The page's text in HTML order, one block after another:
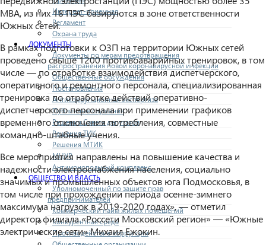
Интернет-приемная
Регламент
Охрана труда
ДОКУМЕНТЫ
Документы по мерам предотвращения
распространения новой коронавирусной инфекции
Общественные обсуждения
Постановления
Антикоррупционная экспертиза
Публичные слушания
Решения Совета депутатов
Решения ТИК
Решения МТИК
МЦУР
Антимонопольный комплаенс
ОБЩЕСТВО И ВЛАСТЬ
Уполномоченный по защите прав
предпринимателей
Коммерческий найм жилых помещений
Конкурентная среда
Противодействие коррупции
МВА, из них 18 ПЭС базируются в зоне ответственности
Южных сетей.
В рамках подготовки к ОЗП на территории Южных сетей
проведено свыше 1200 противоаварийных тренировок, в том
числе — по отработке взаимодействия диспетчерского,
оперативного и ремонтного персонала, специализированная
тренировка по отработке действий оперативно-
диспетчерского персонала при применении графиков
временного отключения потребления, совместные
командно-штабные учения.
Все мероприятия направлены на повышение качества и
надежности электроснабжения населения, социально
значимых и промышленных объектов юга Подмосковья, в
том числе при прохождении периода осенне-зимнего
максимума нагрузок в 2019-2020 годах», — отметил
директор филиала «Россети Московский регион» — «Южные
электрические сети» Михаил Ежокин.